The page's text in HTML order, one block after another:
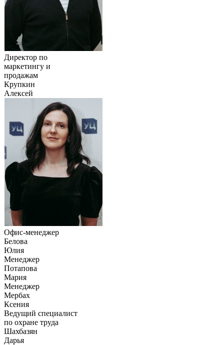
Директор по
маркетингу и
продажам
Крупкин
Алексей
Офис-менеджер
Белова
Юлия
Менеджер
Потапова
Мария
Менеджер
Мербах
Ксения
Ведущий специалист
по охране труда
Шахбазян
Дарья